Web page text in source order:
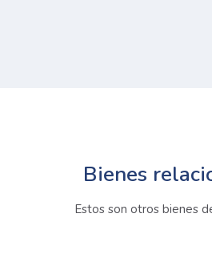
Bienes
Estos son otros bienes